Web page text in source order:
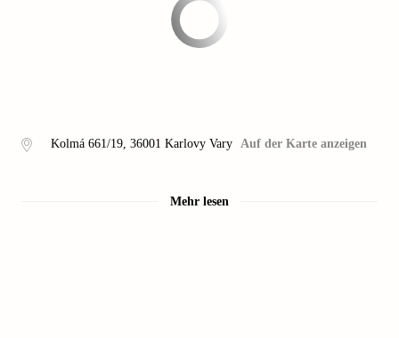
Kolmá 661/19, 36001 Karlovy Vary Auf der Karte anzeigen
Mehr lesen